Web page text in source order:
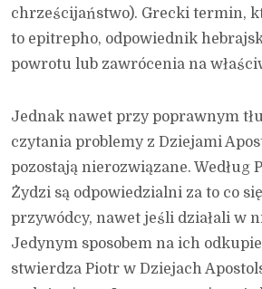
chrześcijaństwo). Grecki termin,
to epitrepho, odpowiednik
powrotu lub zawrócenia na
Jednak nawet przy poprawnym
czytania problemy z Dziejami
pozostają nierozwiązane. Według
Żydzi są odpowiedzialni za to co
przywódcy, nawet jeśli działali w
Jedynym sposobem na ich
stwierdza Piotr w Dziejach